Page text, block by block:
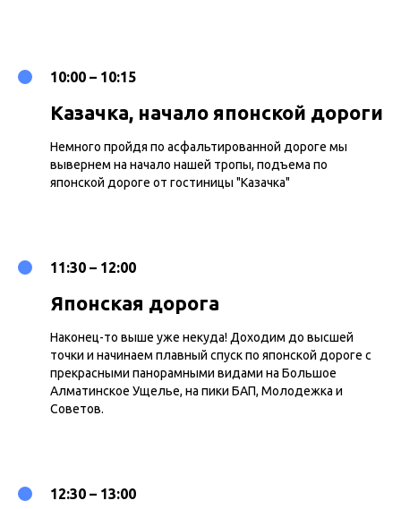
10:00 – 10:15
Казачка, начало японской дороги
Немного пройдя по асфальтированной дороге мы
вывернем на начало нашей тропы, подъема по
японской дороге от гостиницы "Казачка"
11:30 – 12:00
Японская дорога
Наконец-то выше уже некуда! Доходим до высшей
точки и начинаем плавный спуск по японской дороге с
прекрасными панорамными видами на Большое
Алматинское Ущелье, на пики БАП, Молодежка и
Советов.
12:30 – 13:00